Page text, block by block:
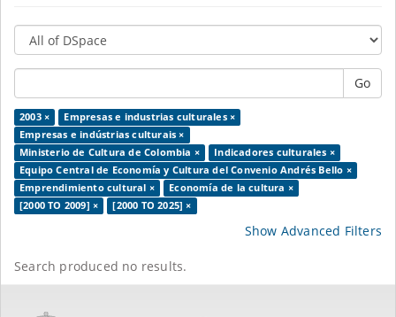
Go
2003 ×
Empresas e industrias culturales ×
Empresas e indústrias culturais ×
Ministerio de Cultura de Colombia ×
Indicadores culturales ×
Equipo Central de Economía y Cultura del Convenio Andrés Bello ×
Emprendimiento cultural ×
Economía de la cultura ×
[2000 TO 2009] ×
[2000 TO 2025] ×
Show Advanced Filters
Search produced no results.